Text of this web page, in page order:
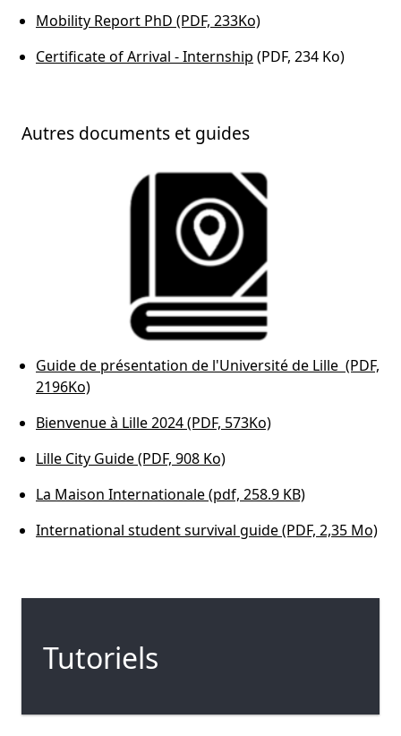
Mobility Report PhD (PDF, 233Ko)
Certificate of Arrival - Internship (PDF, 234 Ko)
Autres documents et guides
Guide de présentation de l'Université de Lille (PDF,
2196Ko)
Bienvenue à Lille 2024 (PDF, 573Ko)
Lille City Guide (PDF, 908 Ko)
La Maison Internationale (pdf, 258.9 KB)
International student survival guide (PDF, 2,35 Mo)
Tutoriels